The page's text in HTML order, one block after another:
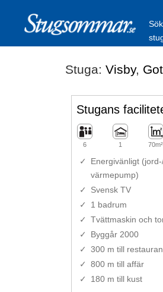
Sök
Stuga: Visby,
Stugans
6 1 70m²
Energivänligt
värmepump)
Svensk TV
1 badrum
Tvättmaskin och
Byggår 2000
300 m till
800 m till affär
180 m till kust